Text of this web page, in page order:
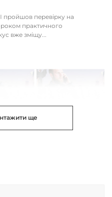
пройшов перевірку на
роком практичного
вже зміщу...
ще